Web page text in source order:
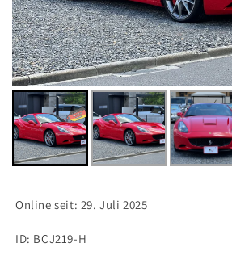
Online seit: 29. Juli 2025
ID: BCJ219-H